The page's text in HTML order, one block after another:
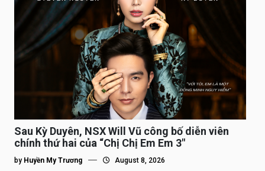
Sau Kỳ Duyên, NSX Will Vũ công bố diễn viên
chính thứ hai của “Chị Chị Em Em 3″
by Huyền My Trương August 8, 2026